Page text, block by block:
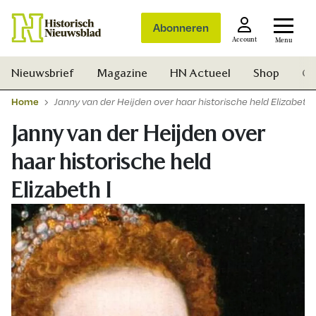
Abonneren
Account Menu
Nieuwsbrief Magazine HN Actueel Shop
Home Janny van der Heijden over haar historische held Elizabeth I
Janny van der Heijden over
haar historische held
Elizabeth I